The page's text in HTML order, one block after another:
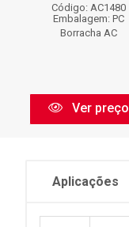
Código: AC1480
Embalagem: PC
Borracha AC
Ver preço
Aplicações